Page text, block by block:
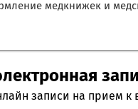
медкнижек и
записи на прием